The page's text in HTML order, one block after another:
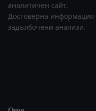
аналитичен сайт.
Достоверна информация
задълбочени анализи.